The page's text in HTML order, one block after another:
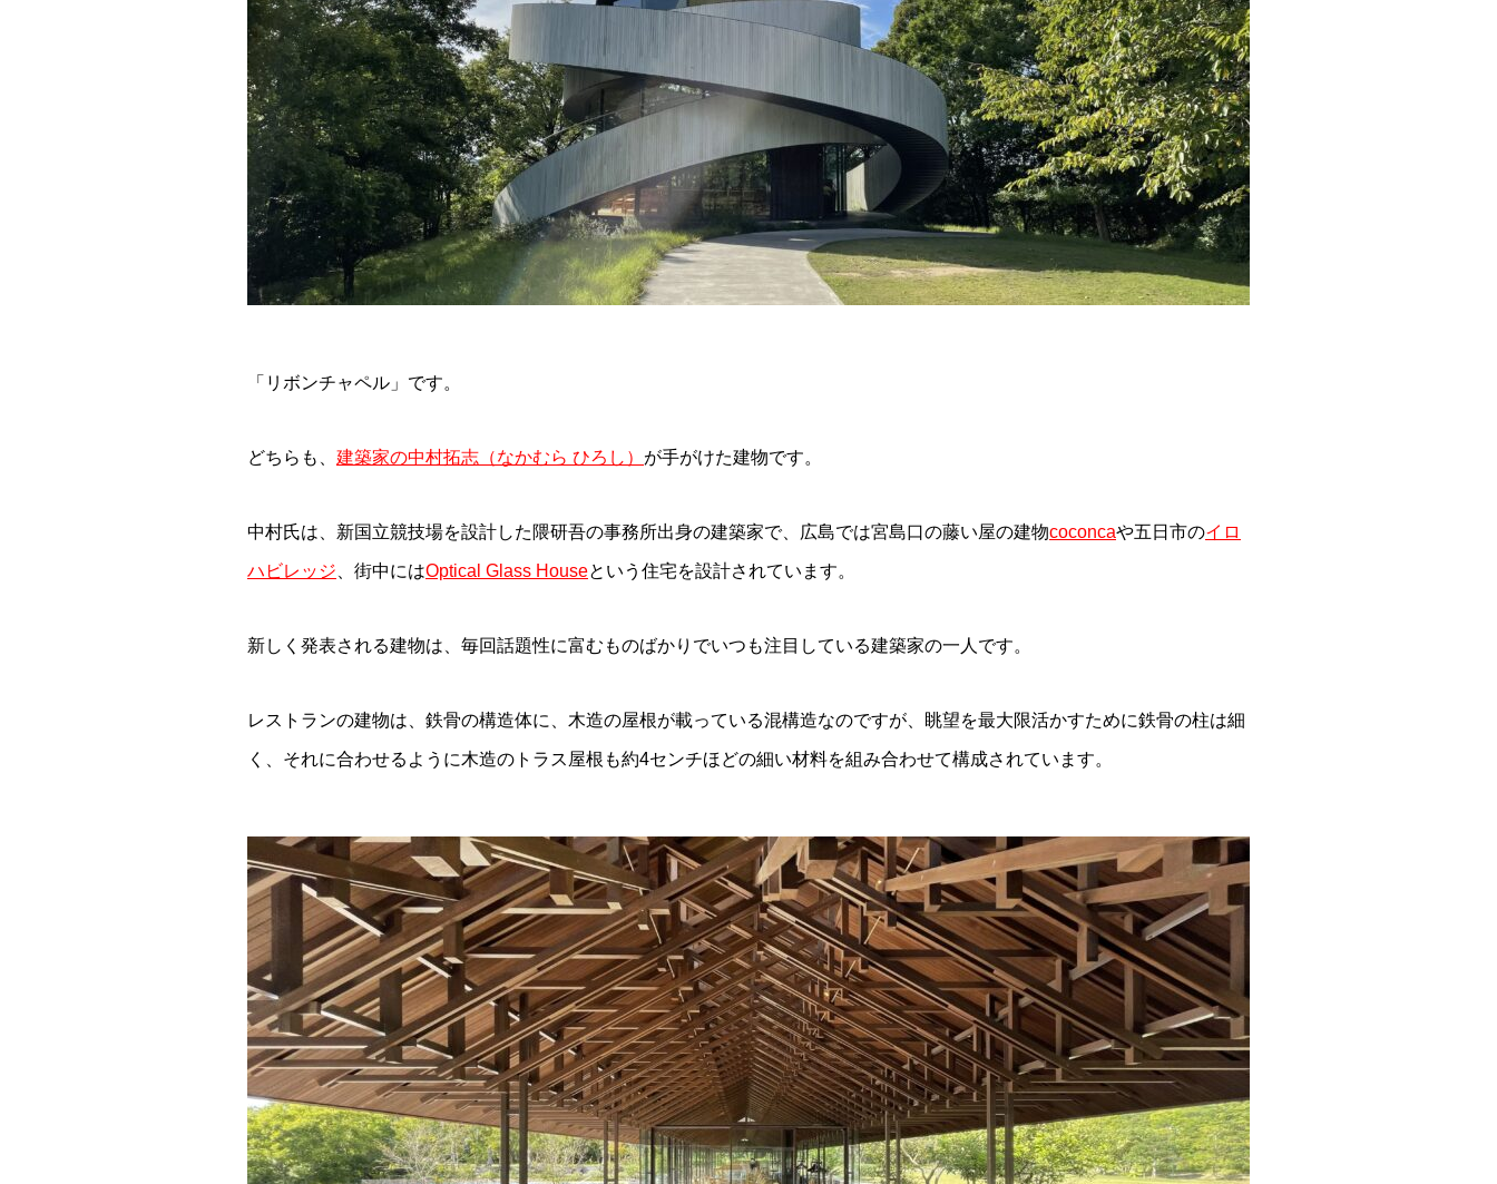
「リボンチャペル」です。
どちらも、 建築家の中村拓志（なかむら ひろし） が手がけた建物です。
中村氏は、新国立競技場を設計した隈研吾の事務所出身の建築家で、広島では宮島口の藤い屋の建物coconcaや五日市のイロ
ハビレッジ 、街中にはOptical Glass Houseという住宅を設計されています。
新しく発表される建物は、毎回話題性に富むものばかりでいつも注目している建築家の一人です。
レストランの建物は、鉄骨の構造体に、木造の屋根が載っている混構造なのですが、眺望を最大限活かすために鉄骨の柱は細
く、それに合わせるように木造のトラス屋根も約4センチほどの細い材料を組み合わせて構成されています。